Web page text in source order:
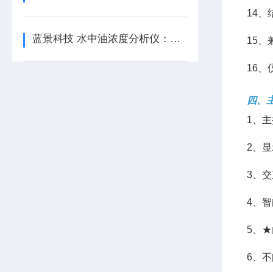
蓝景科技 水中油浓度分析仪：安卓系统智慧互联
14、
15、
16、
四、
1、
2、
3、
4、
5、★
6、